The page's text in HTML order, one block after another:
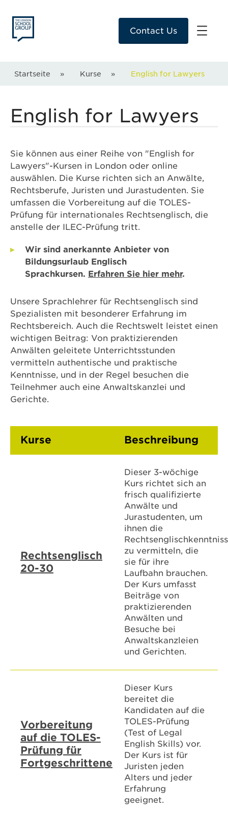
Contact Us
Startseite » Kurse » English for Lawyers
English for Lawyers
Sie können aus einer Reihe von "English for
Lawyers"-Kursen in London oder online
auswählen. Die Kurse richten sich an Anwälte,
Rechtsberufe, Juristen und Jurastudenten. Sie
umfassen die Vorbereitung auf die TOLES-
Prüfung für internationales Rechtsenglisch, die
anstelle der ILEC-Prüfung tritt.
Wir sind anerkannte Anbieter von
Bildungsurlaub Englisch
Sprachkursen. Erfahren Sie hier mehr.
Unsere Sprachlehrer für Rechtsenglisch sind
Spezialisten mit besonderer Erfahrung im
Rechtsbereich. Auch die Rechtswelt leistet einen
wichtigen Beitrag: Von praktizierenden
Anwälten geleitete Unterrichtsstunden
vermitteln authentische und praktische
Kenntnisse, und in der Regel besuchen die
Teilnehmer auch eine Anwaltskanzlei und
Gerichte.
Kurse Beschreibung
Rechtsenglisch
20-30
Dieser 3-wöchige
Kurs richtet sich an
frisch qualifizierte
Anwälte und
Jurastudenten, um
ihnen die
zu vermitteln, die
sie für ihre
Laufbahn brauchen.
Der Kurs umfasst
Beiträge von
praktizierenden
Anwälten und
Besuche bei
Anwaltskanzleien
und Gerichten.
Vorbereitung
auf die TOLES-
Prüfung für
Fortgeschrittene
Dieser Kurs
bereitet die
Kandidaten auf die
TOLES-Prüfung
(Test of Legal
English Skills) vor.
Der Kurs ist für
Juristen jeden
Alters und jeder
Erfahrung
geeignet.